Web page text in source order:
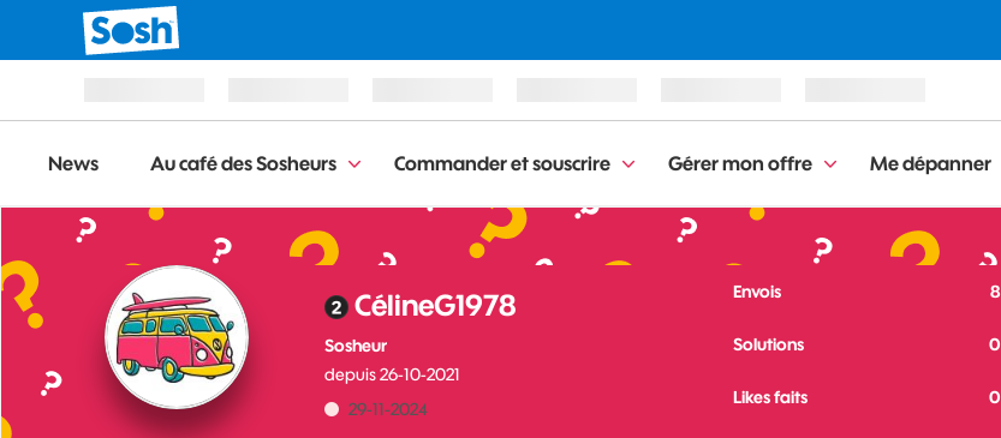
News Au café des Sosheurs Commander et souscrire Gérer mon offre Me dépanner
CélineG1978
Sosheur
depuis‎26-10-2021
‎29-11-2024
8
Envois
0
Solutions
0
Likes faits